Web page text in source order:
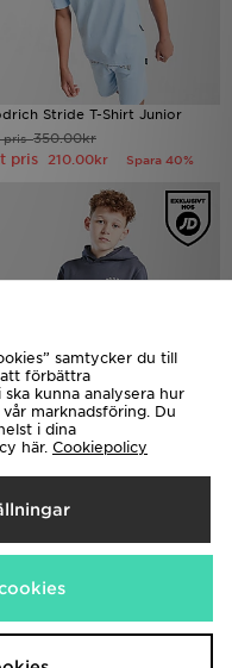
Stride T-Shirt Junior
pris350.00kr
pris 210.00kr Spara 40%
Volcano Hoodie Junior
samtycker du till
förbättra
kunna analysera hur
marknadsföring. Du
i dina
här. Cookiepolicy